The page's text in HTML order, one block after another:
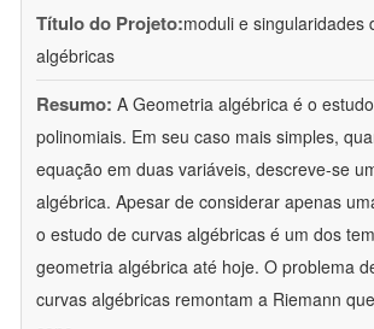
Título do Projeto:moduli e singularidades
algébricas
Resumo: A Geometria algébrica é o
polinomiais. Em seu caso mais simples,
equação em duas variáveis, descreve-se
algébrica. Apesar de considerar apenas
o estudo de curvas algébricas é um dos
geometria algébrica até hoje. O problema
curvas algébricas remontam a Riemann